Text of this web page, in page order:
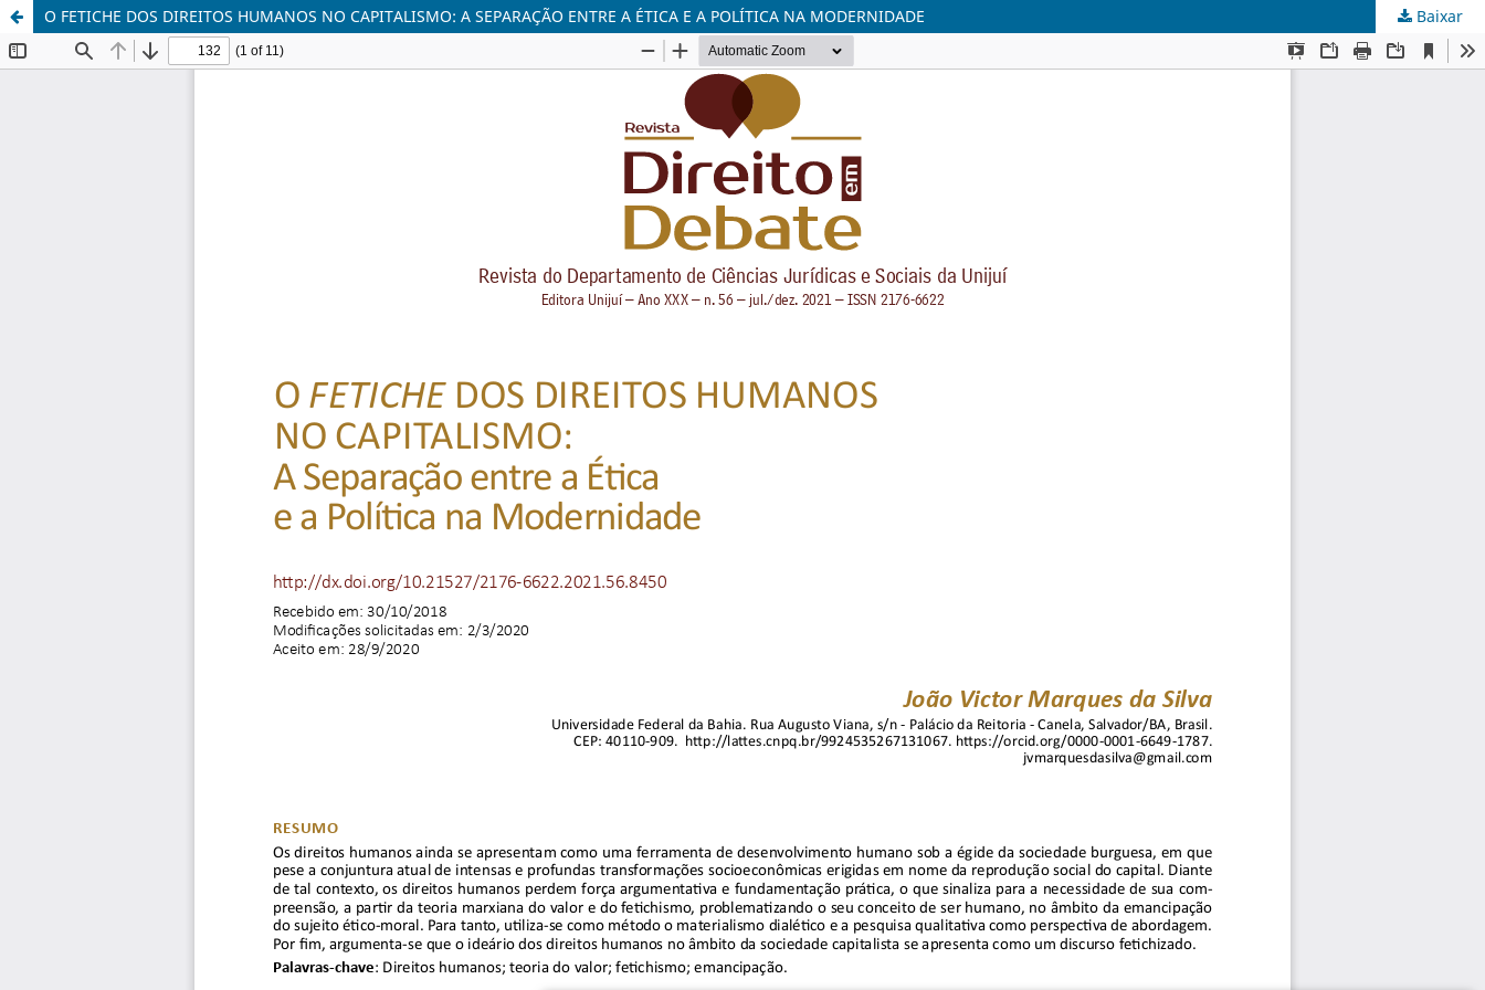
O FETICHE DOS DIREITOS HUMANOS NO CAPITALISMO: A SEPARAÇÃO ENTRE A ÉTICA E A POLÍTICA NA MODERNIDADE Baixar